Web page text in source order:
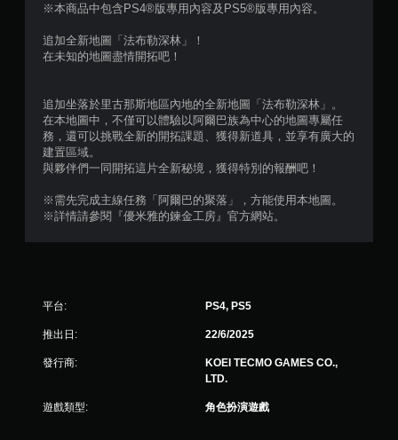
※本商品中包含PS4®版專用內容及PS5®版專用內容。
追加全新地圖「法布勒深林」！
在未知的地圖盡情開拓吧！
追加坐落於里古那斯地區內地的全新地圖「法布勒深林」。
在本地圖中，不僅可以體驗以阿爾巴族為中心的地圖專屬任
務，還可以挑戰全新的開拓課題、獲得新道具，並享有廣大的
建置區域。
與夥伴們一同開拓這片全新秘境，獲得特別的報酬吧！
※需先完成主線任務「阿爾巴的聚落」，方能使用本地圖。
※詳情請參閱『優米雅的鍊金工房』官方網站。
平台: PS4, PS5
推出日: 22/6/2025
發行商:
KOEI TECMO GAMES CO.,
LTD.
遊戲類型: 角色扮演遊戲